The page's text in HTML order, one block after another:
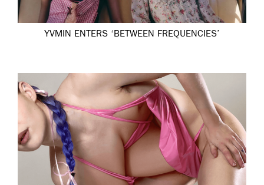
YVMIN ENTERS ‘BETWEEN FREQUENCIES’